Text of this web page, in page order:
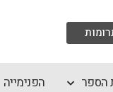
הספר הפנימייה